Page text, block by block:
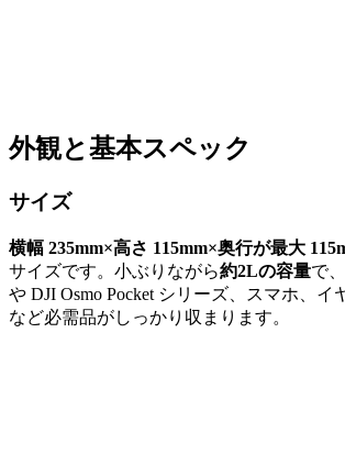
外観と基本スペック
サイズ
横幅 235mm×高さ 115mm×奥行が最大
サイズです。小ぶりながら約2Lの容量で
や DJI Osmo Pocket シリーズ、スマホ、イ
など必需品がしっかり収まります。